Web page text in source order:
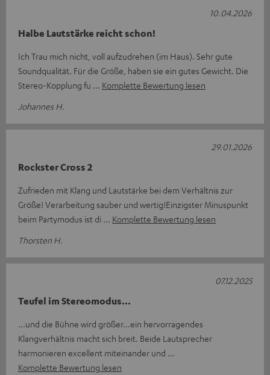
Halbe Lautstärke reicht schon!
Ich Trau mich nicht, voll aufzudrehen (im Haus). Sehr gute
Soundqualität. Für die Größe, haben sie ein gutes Gewicht. Die
Stereo-Kopplung fu
Komplette Bewertung lesen
Johannes H.
10.04.2026
Rockster Cross 2
Zufrieden mit Klang und Lautstärke bei dem Verhältnis zur
Größe! Verarbeitung sauber und wertig!Einzigster Minuspunkt
beim Partymodus ist di
Komplette Bewertung lesen
Thorsten H.
29.01.2026
Teufel im Stereomodus...
...und die Bühne wird größer...ein hervorragendes
Klangverhältnis macht sich breit. Beide Lautsprecher
harmonieren excellent miteinander und
Komplette Bewertung lesen
07.12.2025